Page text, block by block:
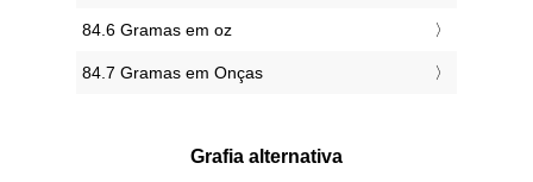
84.6 Gramas em oz
84.7 Gramas em Onças
Grafia alternativa